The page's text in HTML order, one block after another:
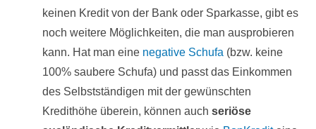
keinen Kredit von der Bank oder Sparkasse, gibt es
noch weitere Möglichkeiten, die man ausprobieren
kann. Hat man eine negative Schufa (bzw. keine
100% saubere Schufa) und passt das Einkommen
des Selbstständigen mit der gewünschten
Kredithöhe überein, können auch seriöse